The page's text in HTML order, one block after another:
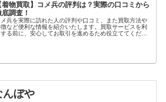
着物買取】コメ兵の評判は？実際の口コミから
底調査！
メ兵を実際に訪れた人の評判や口コミ、また買取方法や
など便利な情報を紹介いたします。買取サービスを利
する前に、安心してお取引を進めるため役立ててくださ
んぼや